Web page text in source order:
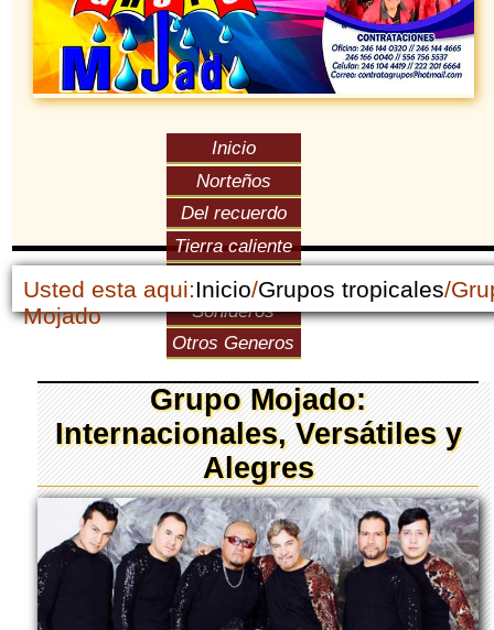
Inicio
Norteños
Del recuerdo
Tierra caliente
Versátiles
Sonideros
Otros Generos
Usted esta aqui:Inicio/Grupos tropicales/
Mojado
Grupo Mojado:
Internacionales, Versátiles y
Alegres